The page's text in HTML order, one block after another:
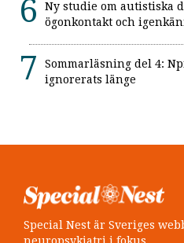
Ny studie om autistiska
ögonkontakt och
Sommarläsning del 4:
ignorerats länge
Special Nest är Sveriges